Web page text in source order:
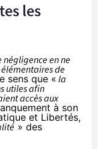
les
en ne
de
sens que « la
utiles afin
accès aux
à son
et Libertés,
» des